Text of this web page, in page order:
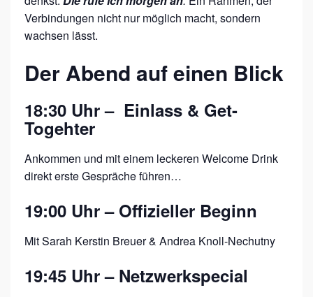
I
V
E
I
N
L
N
Z
Verbindungen nicht nur möglich macht, sondern
wachsen lässt.
Der Abend auf einen Blick
18:30 Uhr – Einlass & Get-
Togehter
Ankommen und mit einem leckeren Welcome Drink
direkt erste Gespräche führen…
19:00 Uhr – Offizieller Beginn
Mit Sarah Kerstin Breuer & Andrea Knoll-Nechutny
19:45 Uhr – Netzwerkspecial